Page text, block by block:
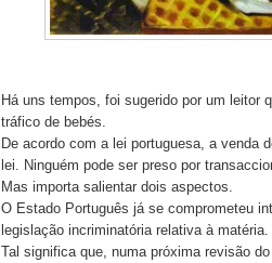
Há uns tempos, foi sugerido por um leitor
tráfico de bebés.
De acordo com a lei portuguesa, a venda
lei. Ninguém pode ser preso por
Mas importa salientar dois aspectos.
O Estado Português já se comprometeu
legislação incriminatória relativa à matéria.
Tal significa que, numa próxima revisão